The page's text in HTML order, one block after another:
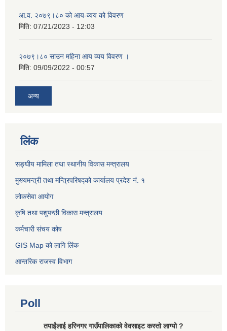
आ.व. २०७९।८० को आय-व्यय को विवरण
मिति: 07/21/2023 - 12:03
२०७९।८० साउन महिना आय व्यय विवरण ।
मिति: 09/09/2022 - 00:57
अन्य
लिंक
सङ्घीय मामिला तथा स्थानीय विकास मन्त्रालय
मुख्यमन्त्री तथा मन्त्रिपरिषद्को कार्यालय प्रदेश नं. १
लोकसेवा आयोग ​​​​
कृषि तथा पशुपन्छी विकास मन्त्रालय
कर्मचारी संचय कोष
GIS Map को लागि लिंक
आन्तरिक राजस्व विभाग
Poll
तपाईंलाई हरिनगर गाउँपालिकाको वेवसाइट कस्तो लाग्यो ?